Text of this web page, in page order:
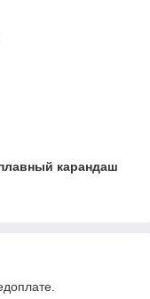
карандаш